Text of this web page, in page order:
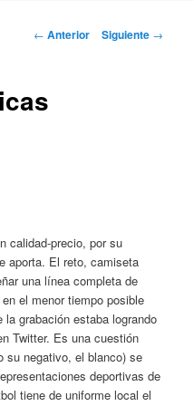
Navegación
← Anterior Siguiente →
calidad-precio, por su
aporta. El reto, camiseta
una línea completa de
el menor tiempo posible
grabación estaba logrando
Twitter. Es una cuestión
su negativo, el blanco) se
deportivas de
tiene de uniforme local el